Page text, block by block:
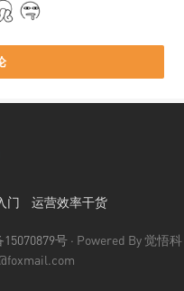
门 运营效率干货
号 · Powered By 觉悟科